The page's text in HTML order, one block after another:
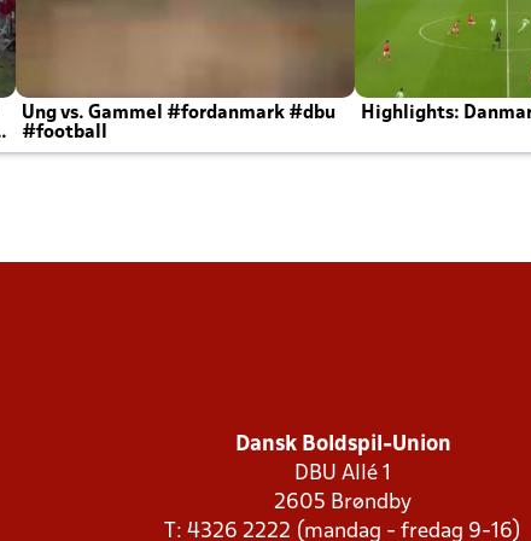
Ung vs. Gammel #fordanmark #dbu
#football
Highlights:
Dansk Boldspil-Union
DBU Allé 1
2605 Brøndby
T: 4326 2222 (mandag - fredag 9-16)